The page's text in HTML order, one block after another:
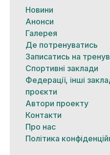
Новини
Анонси
Галерея
Де потренуватись
Записатись на
Спортивні заклади
Федерації, інші
проєкти
Автори проекту
Контакти
Про нас
Політика